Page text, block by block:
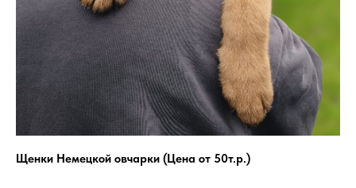
Щенки Немецкой овчарки (Цена от 50т.р.)